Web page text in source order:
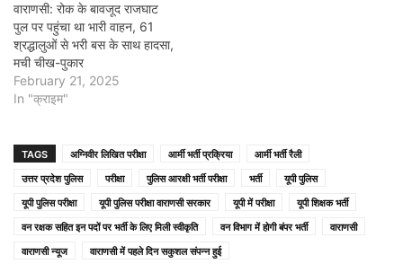
वाराणसी: रोक के बावजूद राजघाट
पुल पर पहुंचा था भारी वाहन, 61
श्रद्धालुओं से भरी बस के साथ हादसा,
मची चीख-पुकार
February 21, 2025
In "क्राइम"
TAGS अग्निवीर लिखित परीक्षा आर्मी भर्ती प्रक्रिया
आर्मी भर्ती रैली
उत्तर प्रदेश पुलिस
परीक्षा पुलिस आरक्षी भर्ती परीक्षा भर्ती
यूपी पुलिस
यूपी पुलिस परीक्षा
यूपी पुलिस परीक्षा वाराणसी सरकार यूपी में परीक्षा
यूपी शिक्षक भर्ती
वन रक्षक सहित इन पदों पर भर्ती के लिए मिली स्वीकृति
वन विभाग में होगी बंपर भर्ती
वाराणसी
वाराणसी न्यूज
वाराणसी में पहले दिन सकुशल संपन्न हुई